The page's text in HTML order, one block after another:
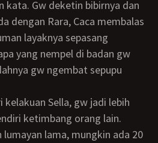
kata. Gw deketin bibirnya dan
dengan Rara, Caca membalas
layaknya sepasang
yang nempel di badan gw
gw ngembat sepupu
ketimbang orang lain.